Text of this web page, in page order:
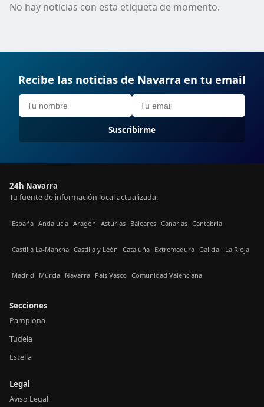
No hay noticias con esta etiqueta de momento.
Recibe las noticias de Navarra en tu email
Suscribirme
24h Navarra
Tu fuente de información local actualizada.
España Andalucía Aragón Asturias Baleares Canarias Cantabria
Castilla La-Mancha Castilla y León Cataluña Extremadura Galicia La Rioja
Madrid Murcia Navarra País Vasco Comunidad Valenciana
Secciones
Pamplona
Tudela
Estella
Legal
Aviso Legal